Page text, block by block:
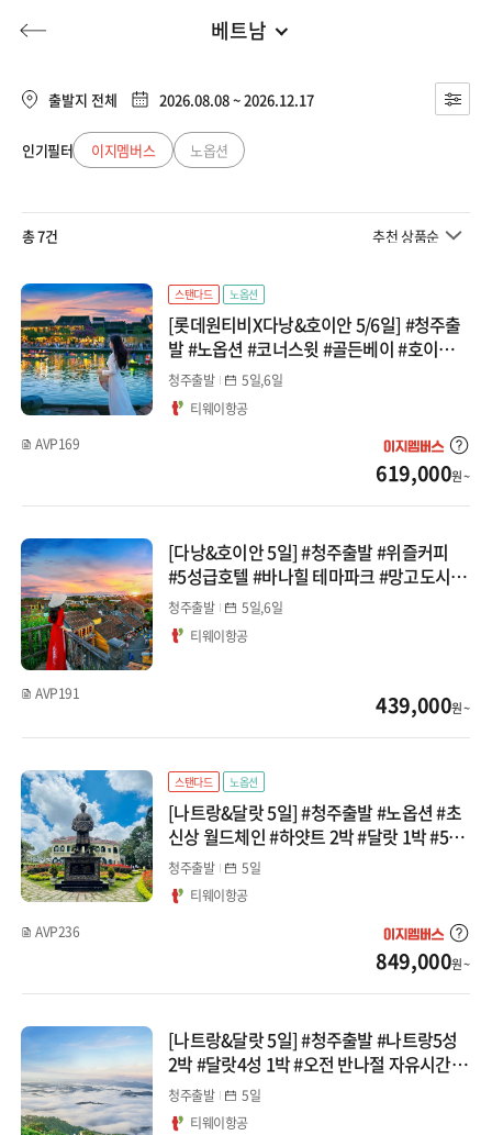
허니문 기획전/홈쇼핑 이벤트/혜택
투어플랜
허니문
베트남
부산출발
대구출발
청주출발
베트남
일본
몽골
출발지 전체 2026.08.08 ~ 2026.12.17
인기필터 이지멤버스 노옵션
총 7건 추천 상품순
스탠다드 노옵션
[롯데원티비X다낭&호이안 5/6일] #청주출
발 #노옵션 #코너스윗 #골든베이 #호이안야
경투어 #바구니배 #한강유람선 #전신마사
지 패키지
청주출발
5일,6일
티웨이항공
AVP169
619,000원 ~
[다낭&호이안 5일] #청주출발 #위즐커피
#5성급호텔 #바나힐 테마파크 #망고도시락
#스톤마사지 #실속 패키지
청주출발
5일,6일
티웨이항공
AVP191 439,000원 ~
스탠다드 노옵션
[나트랑&달랏 5일] #청주출발 #노옵션 #초
신상 월드체인 #하얏트 2박 #달랏 1박 #5성
급 #케이블카편도 #레일바이크 #지프차체
험 #달랏야시장 패키지
청주출발
5일
티웨이항공
AVP236
849,000원 ~
[나트랑&달랏 5일] #청주출발 #나트랑5성
2박 #달랏4성 1박 #오전 반나절 자유시간 #
전신마사지 #지프차체험 #달랏야시장 패키
지
청주출발
5일
티웨이항공